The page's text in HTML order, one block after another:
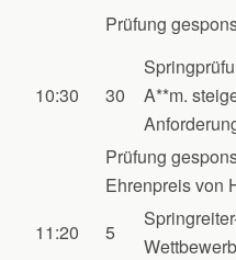
Prüfung
10:30 30
A**m.
Prüfung
Ehrenpreis von
11:20
5
Wettbewerb